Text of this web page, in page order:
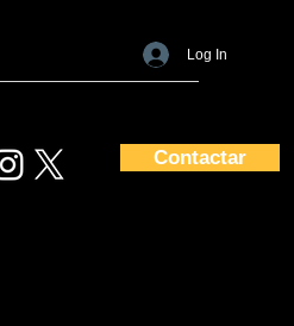
Log In
Contactar